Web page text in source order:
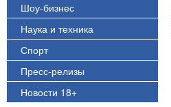
Шоу-бизнес
Наука и техника
Спорт
Пресс-релизы
Новости 18+